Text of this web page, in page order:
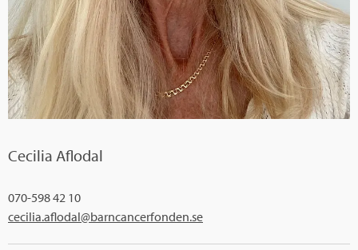
Cecilia Aflodal
070-598 42 10
cecilia.aflodal@barncancerfonden.se